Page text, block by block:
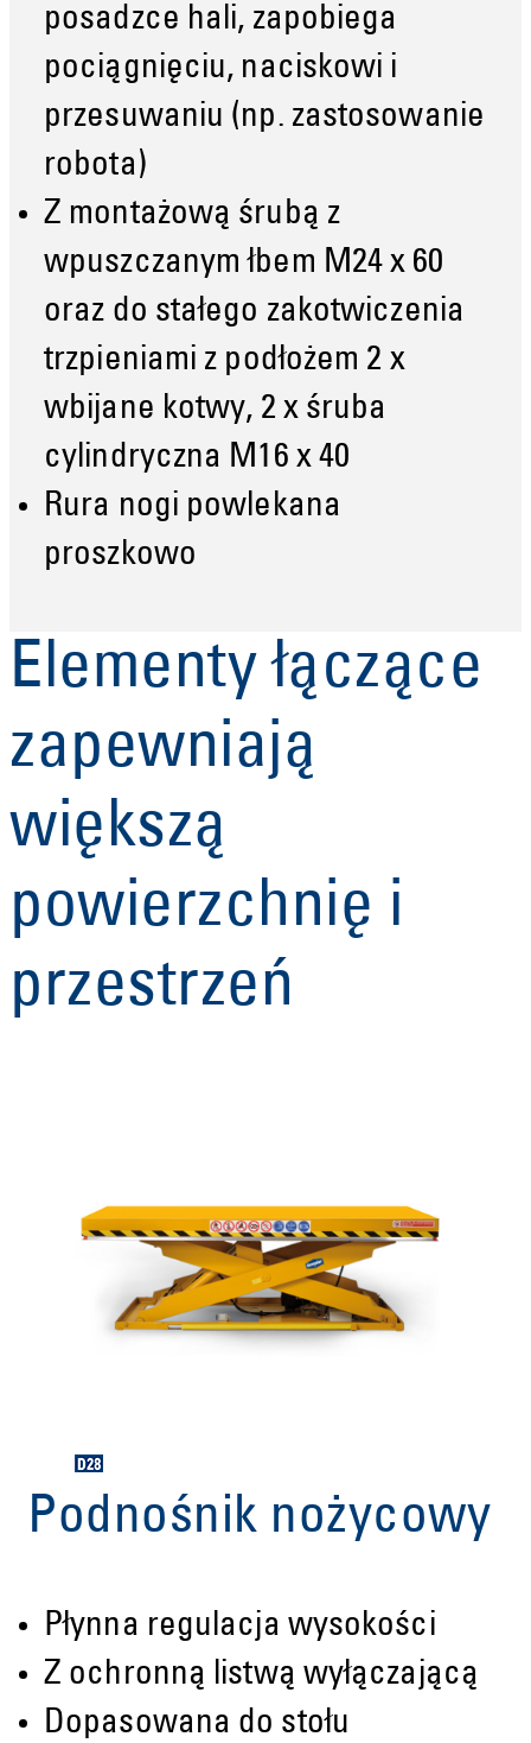
posadzce hali, zapobiega
pociągnięciu, naciskowi i
przesuwaniu (np. zastosowanie
robota)
Z montażową śrubą z
wpuszczanym łbem M24 x 60
oraz do stałego zakotwiczenia
trzpieniami z podłożem 2 x
wbijane kotwy, 2 x śruba
cylindryczna M16 x 40
Rura nogi powlekana
proszkowo
Elementy łączące
zapewniają
większą
powierzchnię i
przestrzeń
Podnośnik nożycowy
Płynna regulacja wysokości
Z ochronną listwą wyłączającą
Dopasowana do stołu